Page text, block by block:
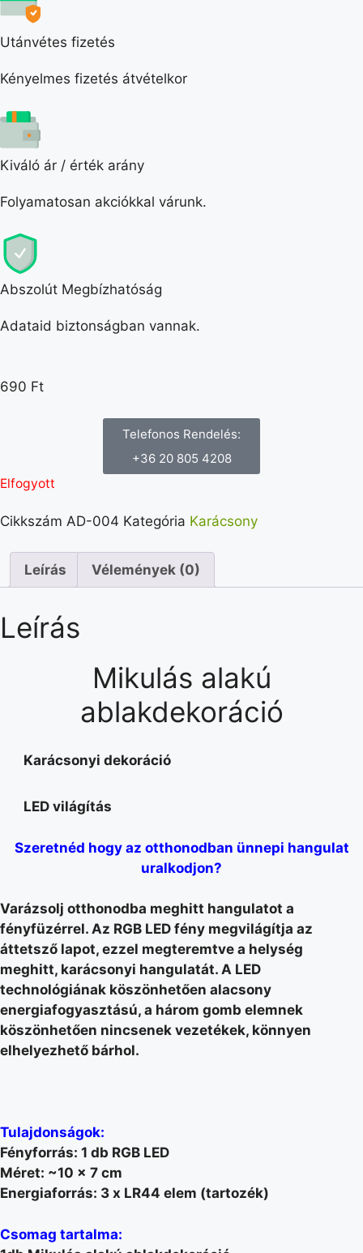
Utánvétes fizetés
Kényelmes fizetés átvételkor
Kiváló ár / érték arány
Folyamatosan akciókkal várunk.
Abszolút Megbízhatóság
Adataid biztonságban vannak.
690 Ft
Telefonos Rendelés:
+36 20 805 4208
Elfogyott
Cikkszám AD-004 Kategória Karácsony
Leírás Vélemények (0)
Leírás
Mikulás alakú
ablakdekoráció
Karácsonyi dekoráció
LED világítás
Szeretnéd hogy az otthonodban ünnepi hangulat
uralkodjon?
Varázsolj otthonodba meghitt hangulatot a
fényfüzérrel. Az RGB LED fény megvilágítja az
áttetsző lapot, ezzel megteremtve a helység
meghitt, karácsonyi hangulatát. A LED
technológiának köszönhetően alacsony
energiafogyasztású, a három gomb elemnek
köszönhetően nincsenek vezetékek, könnyen
elhelyezhető bárhol.
Tulajdonságok:
Fényforrás: 1 db RGB LED
Méret: ~10 x 7 cm
Energiaforrás: 3 x LR44 elem (tartozék)
Csomag tartalma: